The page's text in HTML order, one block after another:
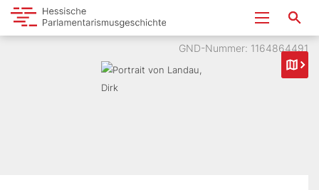
GND-Nummer: 1164864491